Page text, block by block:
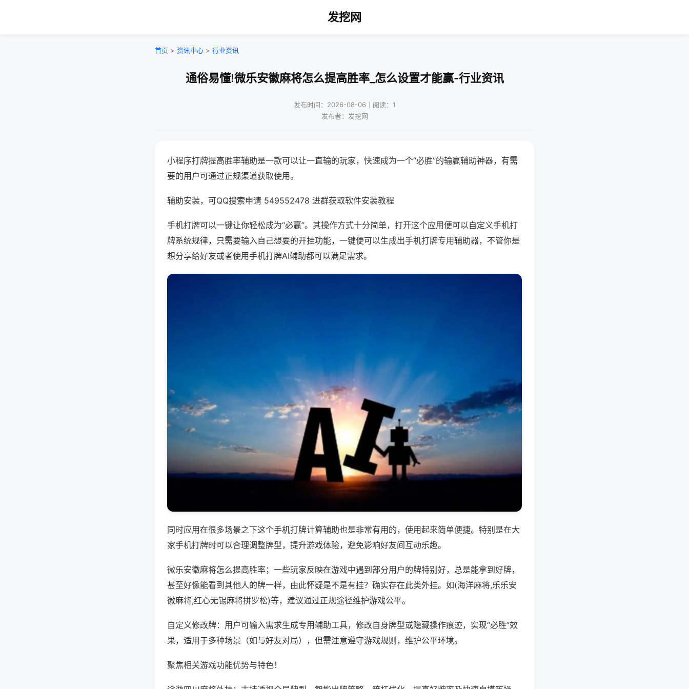
发挖网
首页 > 资讯中心 > 行业资讯
通俗易懂!微乐安徽麻将怎么提高胜率_怎么设置才能赢-行业资讯
发布时间：2026-08-06｜阅读：1
发布者：发挖网
小程序打牌提高胜率辅助是一款可以让一直输的玩家，快速成为一个“必胜”的输赢辅助神器，有需
要的用户可通过正规渠道获取使用。
辅助安装，可QQ搜索申请 549552478 进群获取软件安装教程
手机打牌可以一键让你轻松成为“必赢”。其操作方式十分简单，打开这个应用便可以自定义手机打
牌系统规律，只需要输入自己想要的开挂功能，一键便可以生成出手机打牌专用辅助器，不管你是
想分享给好友或者使用手机打牌AI辅助都可以满足需求。
同时应用在很多场景之下这个手机打牌计算辅助也是非常有用的，使用起来简单便捷。特别是在大
家手机打牌时可以合理调整牌型，提升游戏体验，避免影响好友间互动乐趣。
微乐安徽麻将怎么提高胜率；一些玩家反映在游戏中遇到部分用户的牌特别好，总是能拿到好牌，
甚至好像能看到其他人的牌一样，由此怀疑是不是有挂？确实存在此类外挂。如(海洋麻将,乐乐安
徽麻将,红心无锡麻将拼罗松)等，建议通过正规途径维护游戏公平。
自定义修改牌：用户可输入需求生成专用辅助工具，修改自身牌型或隐藏操作痕迹，实现“必胜”效
果，适用于多种场景（如与好友对局），但需注意遵守游戏规则，维护公平环境。
聚焦相关游戏功能优势与特色！